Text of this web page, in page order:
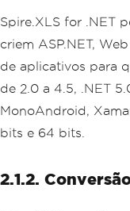
Spire.XLS for .NET
criem ASP.NET,
de aplicativos para
de 2.0 a 4.5, .NET
MonoAndroid,
bits e 64 bits.
2.1.2.